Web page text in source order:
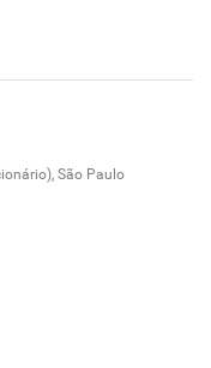
São Paulo